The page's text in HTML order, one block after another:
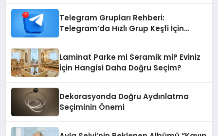
Telegram Grupları Rehberi:
Telegram’da Hızlı Grup Keşfi İçin
Laminat Parke mi Seramik mi? Eviniz
İçin Hangisi Daha Doğru Seçim?
Dekorasyonda Doğru Aydınlatma
Seçiminin Önemi